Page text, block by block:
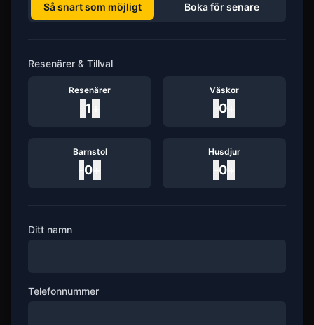
Så snart som möjligt Boka för senare
Resenärer & Tillval
Resenärer
1
Väskor
0
Barnstol
0
Husdjur
0
Ditt namn
Telefonnummer